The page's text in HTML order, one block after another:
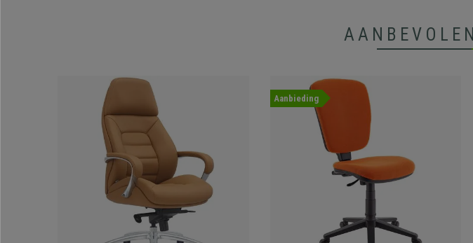
AANBEVOLEN
Aanbieding